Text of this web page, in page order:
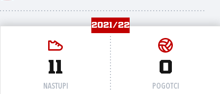
2021/22
11
NASTUPI
0
POGOTCI